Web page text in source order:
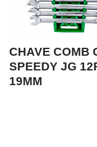
CHAVE COMB
SPEEDY JG
19MM